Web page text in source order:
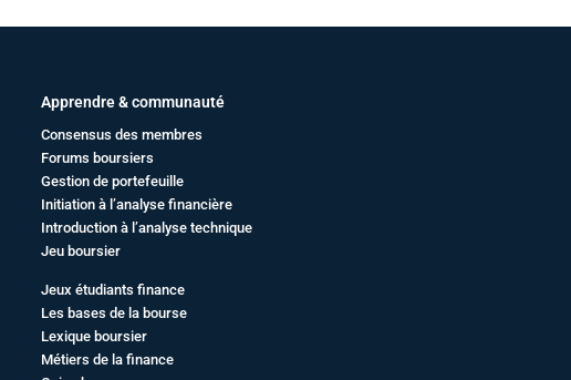
Apprendre & communauté
Consensus des membres
Forums boursiers
Gestion de portefeuille
Initiation à l’analyse financière
Introduction à l’analyse technique
Jeu boursier
Jeux étudiants finance
Les bases de la bourse
Lexique boursier
Métiers de la finance